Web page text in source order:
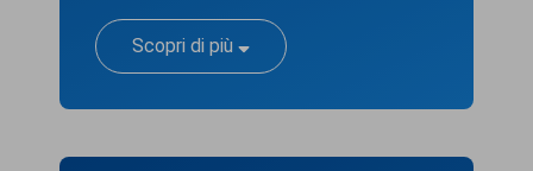
Scopri di più